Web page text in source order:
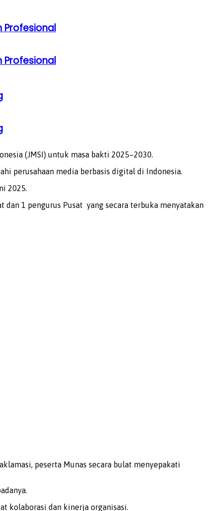
Profesional
Profesional
(JMSI) untuk masa bakti 2025–2030.
perusahaan media berbasis digital di Indonesia.
2025.
dan 1 pengurus Pusat yang secara terbuka menyatakan
peserta Munas secara bulat menyepakati
kolaborasi dan kinerja organisasi.